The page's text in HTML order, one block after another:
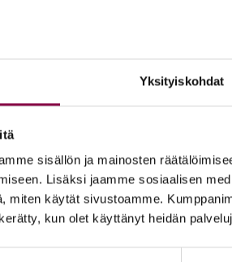
Yksityiskohdat
sisällön ja mainosten
Lisäksi jaamme sosiaalisen
miten käytät sivustoamme.
kun olet käyttänyt heidän